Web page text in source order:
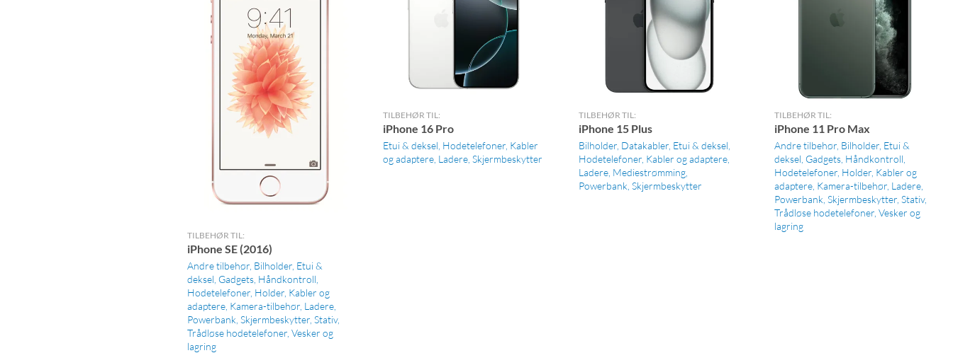
TILBEHØR TIL:
iPhone SE (2016)
Andre tilbehør Bilholder Etui &
deksel Gadgets Håndkontroll
Hodetelefoner Holder Kabler og
adaptere Kamera-tilbehør Ladere
Powerbank Skjermbeskytter Stativ
Trådløse hodetelefoner Vesker og
lagring
TILBEHØR TIL:
iPhone 16 Pro
Etui & deksel Hodetelefoner Kabler
og adaptere Ladere Skjermbeskytter
TILBEHØR TIL:
iPhone 15 Plus
Bilholder Datakabler Etui & deksel
Hodetelefoner Kabler og adaptere
Ladere Mediestrømming
Powerbank Skjermbeskytter
TILBEHØR TIL:
iPhone 11 Pro Max
Andre tilbehør Bilholder Etui &
deksel Gadgets Håndkontroll
Hodetelefoner Holder Kabler og
adaptere Kamera-tilbehør Ladere
Powerbank Skjermbeskytter Stativ
Trådløse hodetelefoner Vesker og
lagring